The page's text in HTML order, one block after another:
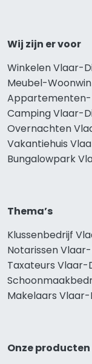
Wij zijn er voor
Winkelen Vlaar-
Meubel-
Appartementen-
Camping Vlaar-
Overnachten
Vakantiehuis
Bungalowpark
Thema’s
Klussenbedrijf
Notarissen
Taxateurs Vlaar-
Makelaars
Onze producten